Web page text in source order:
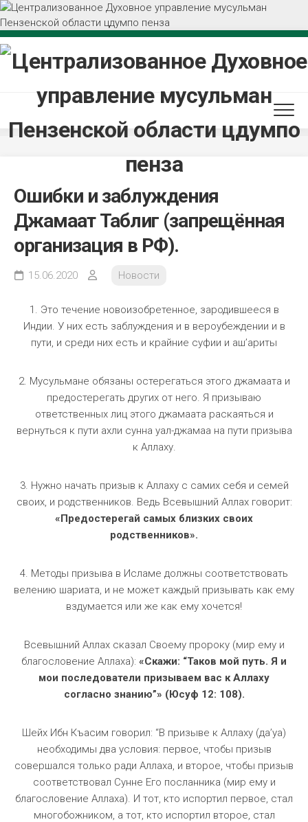
Перейти
к
содержанию
Ошибки и заблуждения
Джамаат Таблиг (запрещённая
организация в РФ).
15.06.2020 Новости
1. Это течение новоизобретенное, зародившееся в
Индии. У них есть заблуждения и в вероубеждении и в
пути, и среди них есть и крайние суфии и аш’ариты
2. Мусульмане обязаны остерегаться этого джамаата и
предостерегать других от него. Я призываю
ответственных лиц этого джамаата раскаяться и
вернуться к пути ахли сунна уал-джамаа на пути призыва
к Аллаху.
3. Нужно начать призыв к Аллаху с самих себя и семей
своих, и родственников. Ведь Всевышний Аллах говорит:
«Предостерегай самых близких своих
родственников».
4. Методы призыва в Исламе должны соответствовать
велению шариата, и не может каждый призывать как ему
вздумается или же как ему хочется!
Всевышний Аллах сказал Своему пророку (мир ему и
благословение Аллаха): «Скажи: “Таков мой путь. Я и
мои последователи призываем вас к Аллаху
согласно знанию”» (Юсуф 12: 108).
Шейх Ибн Къасим говорил: “В призыве к Аллаху (да’уа)
необходимы два условия: первое, чтобы призыв
совершался только ради Аллаха, и второе, чтобы призыв
соответствовал Сунне Его посланника (мир ему и
благословение Аллаха). И тот, кто испортил первое, стал
многобожником, а тот, кто испортил второе, стал